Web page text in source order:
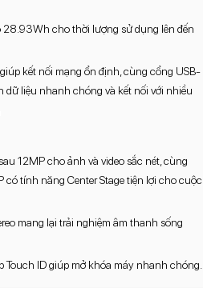
28.93Wh cho thời lượng sử dụng lên đến
kết nối mạng ổn định, cùng cổng USB-
dữ liệu nhanh chóng và kết nối với nhiều
12MP cho ảnh và video sắc nét, cùng
có tính năng Center Stage tiện lợi cho cuộc
mang lại trải nghiệm âm thanh sống
Touch ID giúp mở khóa máy nhanh chóng.